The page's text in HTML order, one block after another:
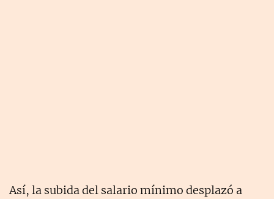
Así, la subida del salario mínimo desplazó a